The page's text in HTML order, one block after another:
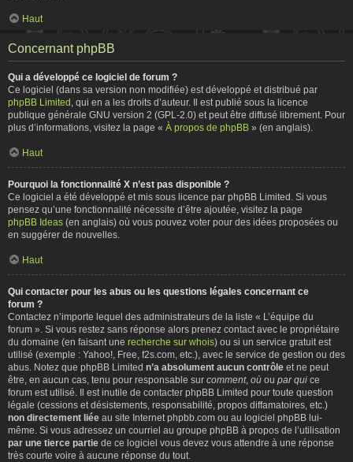
Haut
Concernant phpBB
Qui a développé ce logiciel de forum ?
Ce logiciel (dans sa version non modifiée) est développé et distribué par
phpBB Limited , qui en a les droits d’auteur. Il est publié sous la licence
publique générale GNU version 2 (GPL-2.0) et peut être diffusé librement. Pour
plus d’informations, visitez la page « À propos de phpBB » (en anglais).
Haut
Pourquoi la fonctionnalité X n’est pas disponible ?
Ce logiciel a été développé et mis sous licence par phpBB Limited. Si vous
pensez qu’une fonctionnalité nécessite d’être ajoutée, visitez la page
phpBB Ideas (en anglais) où vous pouvez voter pour des idées proposées ou
en suggérer de nouvelles.
Haut
Qui contacter pour les abus ou les questions légales concernant ce
forum ?
Contactez n’importe lequel des administrateurs de la liste « L’équipe du
forum ». Si vous restez sans réponse alors prenez contact avec le propriétaire
du domaine (en faisant une recherche sur whois) ou si un service gratuit est
utilisé (exemple : Yahoo!, Free, f2s.com, etc.), avec le service de gestion ou des
abus. Notez que phpBB Limited n’a absolument aucun contrôle et ne peut
être, en aucun cas, tenu pour responsable sur comment, où ou par qui ce
forum est utilisé. Il est inutile de contacter phpBB Limited pour toute question
légale (cessions et désistements, responsabilité, propos diffamatoires, etc.)
non directement liée au site Internet phpbb.com ou au logiciel phpBB lui-
même. Si vous adressez un courriel au groupe phpBB à propos de l’utilisation
par une tierce partie de ce logiciel vous devez vous attendre à une réponse
très courte voire à aucune réponse du tout.